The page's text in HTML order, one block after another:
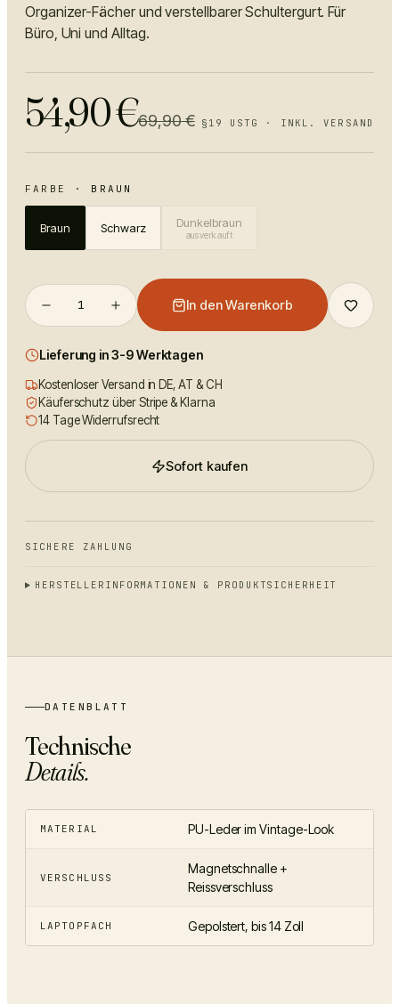
Organizer-Fächer und verstellbarer Schultergurt. Für
Büro, Uni und Alltag.
54,90€69,90€ §19 USTG · INKL. VERSAND
FARBE · BRAUN
Braun Schwarz Dunkelbraun
ausverkauft
1 In den Warenkorb
Lieferung in 3-9 Werktagen
Kostenloser Versand in DE, AT & CH
Käuferschutz über Stripe & Klarna
14 Tage Widerrufsrecht
Sofort kaufen
SICHERE ZAHLUNG
HERSTELLERINFORMATIONEN & PRODUKTSICHERHEIT
DATENBLATT
Technische
Details.
MATERIAL PU-Leder im Vintage-Look
VERSCHLUSS
Magnetschnalle +
Reissverschluss
LAPTOPFACH Gepolstert, bis 14 Zoll